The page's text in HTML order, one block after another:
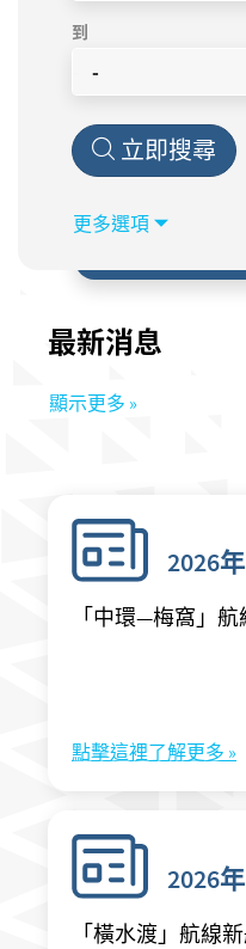
更多選項
到
-
出發日期
今天
時間
現在
立即搜尋
高速船
最新消息
顯示更多 »
2026
「中環—梅窩」
點擊這裡了解更多 »
2026
「橫水渡」航線